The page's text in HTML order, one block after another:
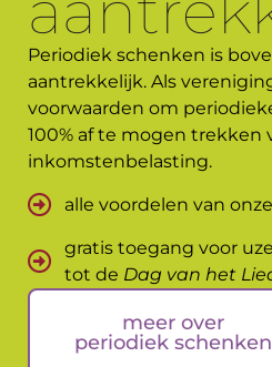
Periodiek schenken is
aantrekkelijk. Als
voorwaarden om
100% af te mogen trekken
inkomstenbelasting.
alle voordelen van
gratis toegang voor
tot de Dag van het
meer over
periodiek schenken